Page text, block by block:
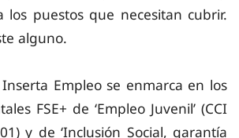
los puestos que necesitan cubrir.
alguno.
Empleo se enmarca en los
FSE+ de ‘Empleo Juvenil’ (CCI
y de ‘Inclusión Social, garantía